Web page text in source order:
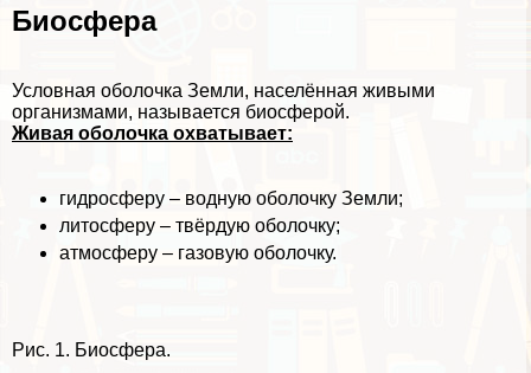
Биосфера
Условная оболочка Земли, населённая живыми
организмами, называется биосферой.
Живая оболочка охватывает:
гидросферу – водную оболочку Земли;
литосферу – твёрдую оболочку;
атмосферу – газовую оболочку.
Рис. 1. Биосфера.